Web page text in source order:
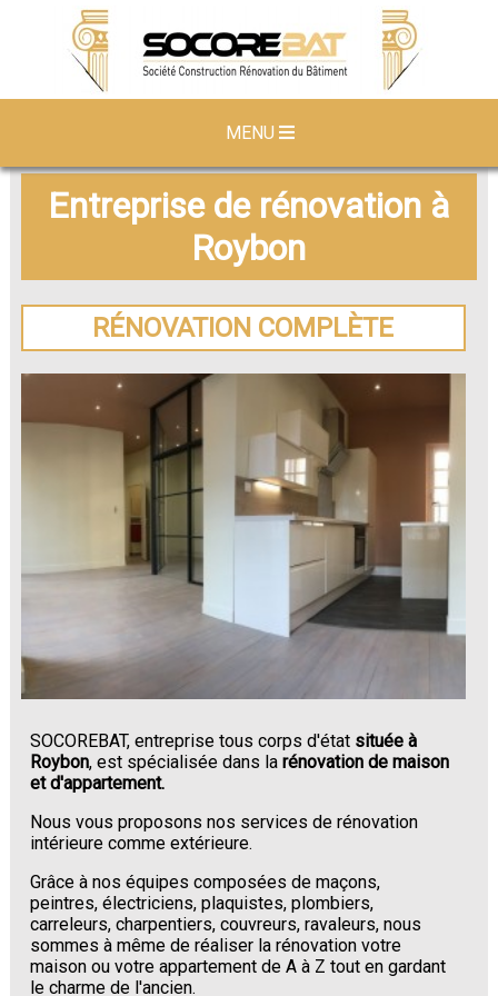
MENU
Entreprise de rénovation à
Roybon
RÉNOVATION COMPLÈTE
SOCOREBAT, entreprise tous corps d'état située à
Roybon, est spécialisée dans larénovation de maison
et d'appartement.
Nous vous proposons nos services de rénovation
intérieure comme extérieure.
Grâce à nos équipes composées de maçons,
peintres, électriciens, plaquistes, plombiers,
carreleurs, charpentiers, couvreurs, ravaleurs, nous
sommes à même de réaliser la rénovation votre
maison ou votre appartement de A à Z tout en gardant
le charme de l'ancien.